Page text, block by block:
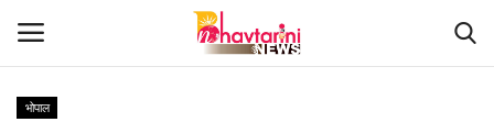
भोपाल